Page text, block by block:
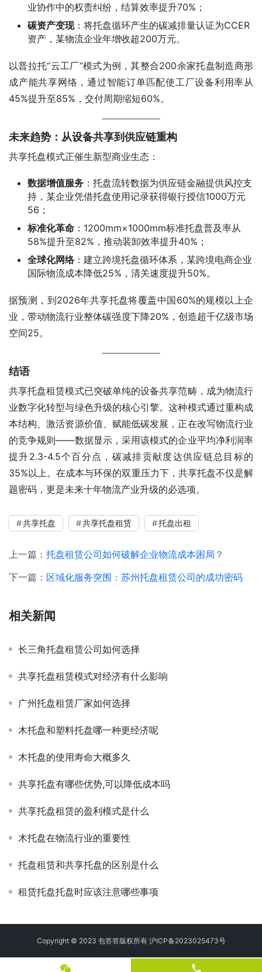
业协作中的权责纠纷，结算效率提升70%‌；
碳资产变现‌：将托盘循环产生的碳减排量认证为CCER
资产，某物流企业年增收超200万元‌。
以普拉托“云工厂”模式为例，其整合200余家托盘制造商形
成产能共享网络，通过智能订单匹配使工厂设备利用率从
45%提升至85%，交付周期缩短60%‌。
未来趋势：从设备共享到供应链重构
共享托盘模式正催生新型商业生态：
数据增值服务 ‌：托盘流转数据为供应链金融提供风控支
持，某企业凭借托盘使用记录获得银行授信1000万元‌
56；
标准化革命 ‌：1200mm×1000mm标准托盘普及率从
58%提升至82%，推动装卸效率提升40%‌；
全球化网络‌：建立跨境托盘循环体系，某跨境电商企业
国际物流成本降低25%，清关速度提升50%‌。
据预测，到2026年共享托盘将覆盖中国60%的规模以上企
业，带动物流行业整体碳强度下降20%，创造超千亿级市场
空间‌25。
结语
共享托盘租赁模式已突破单纯的设备共享范畴，成为物流行
业数字化转型与绿色升级的核心引擎。这种模式通过重构成
本结构、激活资源价值、赋能低碳发展，正在改写物流行业
的竞争规则——数据显示，采用该模式的企业平均净利润率
提升2.3-4.5个百分点，碳减排贡献度达供应链总目标的
35%以上‌。在成本与环保的双重压力下，共享托盘不仅是解
题密码，更是未来十年物流产业升级的必选项。
共享托盘 共享托盘租赁 托盘出租
上一篇： 托盘租赁公司如何破解企业物流成本困局？
下一篇： 区域化服务突围：苏州托盘租赁公司的成功密码
相关新闻
长三角托盘租赁公司如何选择
共享托盘租赁模式对经济有什么影响
广州托盘租赁厂家如何选择
木托盘和塑料托盘哪一种更经济呢
木托盘的使用寿命大概多久
共享托盘有哪些优势,可以降低成本吗
共享托盘租赁的盈利模式是什么
木托盘在物流行业的重要性
托盘租赁和共享托盘的区别是什么
租赁托盘托盘时应该注意哪些事项
Copyright © 2023 包答答版权所有 沪ICP备2023025473号
phone